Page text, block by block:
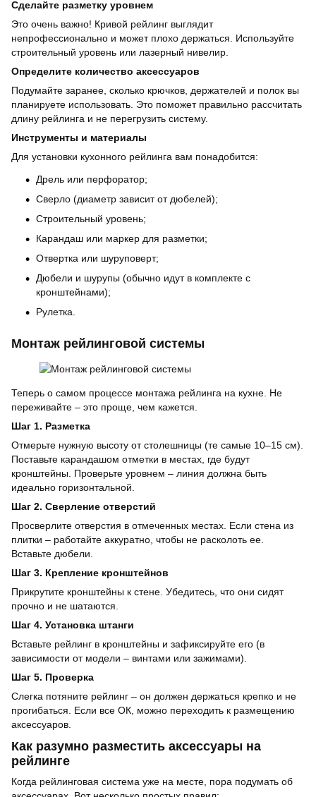
Сделайте разметку уровнем
Это очень важно! Кривой рейлинг выглядит
непрофессионально и может плохо держаться. Используйте
строительный уровень или лазерный нивелир.
Определите количество аксессуаров
Подумайте заранее, сколько крючков, держателей и полок вы
планируете использовать. Это поможет правильно рассчитать
длину рейлинга и не перегрузить систему.
Инструменты и материалы
Для установки кухонного рейлинга вам понадобится:
Дрель или перфоратор;
Сверло (диаметр зависит от дюбелей);
Строительный уровень;
Карандаш или маркер для разметки;
Отвертка или шуруповерт;
Дюбели и шурупы (обычно идут в комплекте с
кронштейнами);
Рулетка.
Монтаж рейлинговой системы
Теперь о самом процессе монтажа рейлинга на кухне. Не
переживайте – это проще, чем кажется.
Шаг 1. Разметка
Отмерьте нужную высоту от столешницы (те самые 10–15 см).
Поставьте карандашом отметки в местах, где будут
кронштейны. Проверьте уровнем – линия должна быть
идеально горизонтальной.
Шаг 2. Сверление отверстий
Просверлите отверстия в отмеченных местах. Если стена из
плитки – работайте аккуратно, чтобы не расколоть ее.
Вставьте дюбели.
Шаг 3. Крепление кронштейнов
Прикрутите кронштейны к стене. Убедитесь, что они сидят
прочно и не шатаются.
Шаг 4. Установка штанги
Вставьте рейлинг в кронштейны и зафиксируйте его (в
зависимости от модели – винтами или зажимами).
Шаг 5. Проверка
Слегка потяните рейлинг – он должен держаться крепко и не
прогибаться. Если все ОК, можно переходить к размещению
аксессуаров.
Как разумно разместить аксессуары на
рейлинге
Когда рейлинговая система уже на месте, пора подумать об